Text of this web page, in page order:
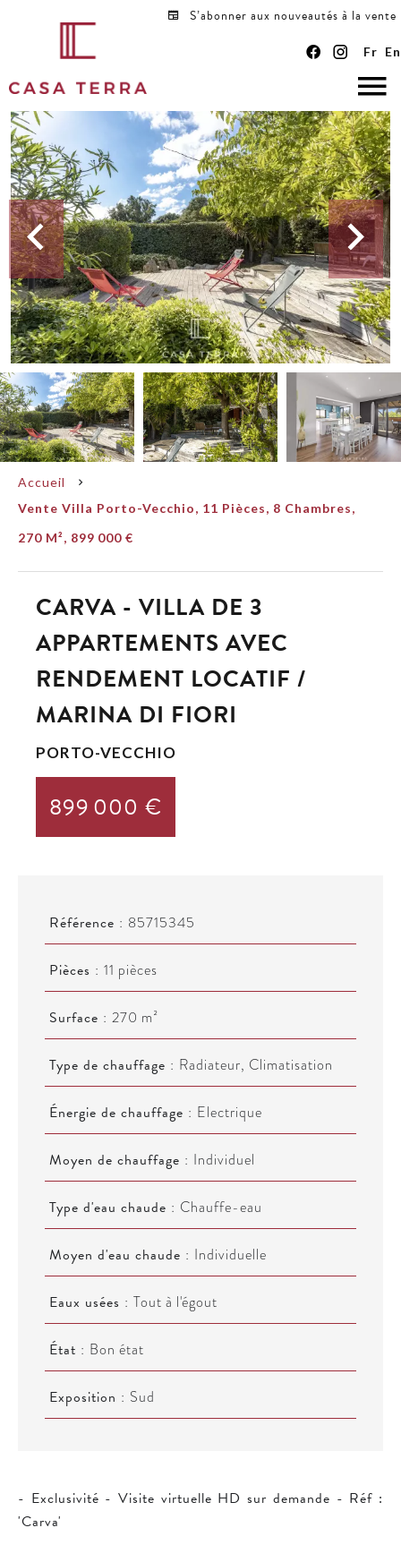
S’abonner aux nouveautés à la vente
Fr En
Accueil
Vente Villa Porto-Vecchio, 11 Pièces, 8 Chambres,
270 M², 899 000 €
CARVA - VILLA DE 3
APPARTEMENTS AVEC
RENDEMENT LOCATIF /
MARINA DI FIORI
PORTO-VECCHIO
899 000 €
Référence 85715345
Pièces 11 pièces
Surface 270 m²
Type de chauffage Radiateur, Climatisation
Énergie de chauffage Electrique
Moyen de chauffage Individuel
Type d'eau chaude Chauffe-eau
Moyen d'eau chaude Individuelle
Eaux usées Tout à l'égout
État Bon état
Exposition Sud
- Exclusivité - Visite virtuelle HD sur demande - Réf :
'Carva'